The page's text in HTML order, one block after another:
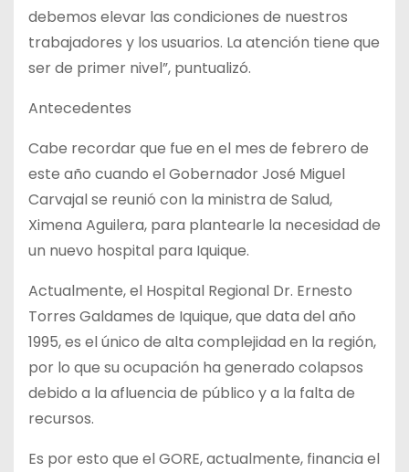
debemos elevar las condiciones de nuestros
trabajadores y los usuarios. La atención tiene que
ser de primer nivel”, puntualizó.
Antecedentes
Cabe recordar que fue en el mes de febrero de
este año cuando el Gobernador José Miguel
Carvajal se reunió con la ministra de Salud,
Ximena Aguilera, para plantearle la necesidad de
un nuevo hospital para Iquique.
Actualmente, el Hospital Regional Dr. Ernesto
Torres Galdames de Iquique, que data del año
1995, es el único de alta complejidad en la región,
por lo que su ocupación ha generado colapsos
debido a la afluencia de público y a la falta de
recursos.
Es por esto que el GORE, actualmente, financia el